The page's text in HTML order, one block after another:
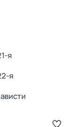
я
я